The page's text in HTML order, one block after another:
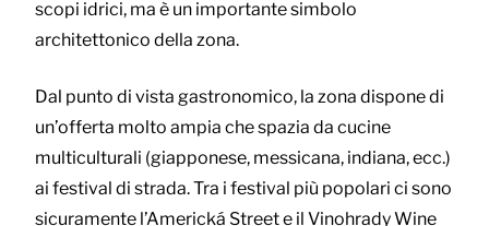
scopi idrici, ma è un importante simbolo
architettonico della zona.
Dal punto di vista gastronomico, la zona dispone di
un’offerta molto ampia che spazia da cucine
multiculturali (giapponese, messicana, indiana, ecc.)
ai festival di strada. Tra i festival più popolari ci sono
sicuramente l’Americká Street e il Vinohrady Wine